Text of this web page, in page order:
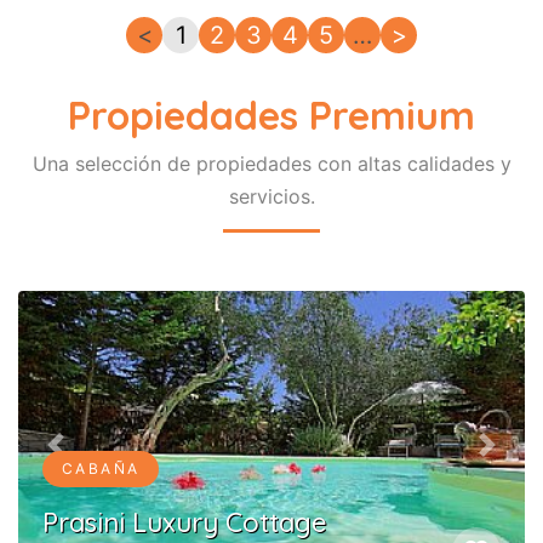
< 1 2 3 4 5 … >
Propiedades Premium
Una selección de propiedades con altas calidades y
servicios.
CABAÑA
Prasini Luxury Cottage
Previous Next